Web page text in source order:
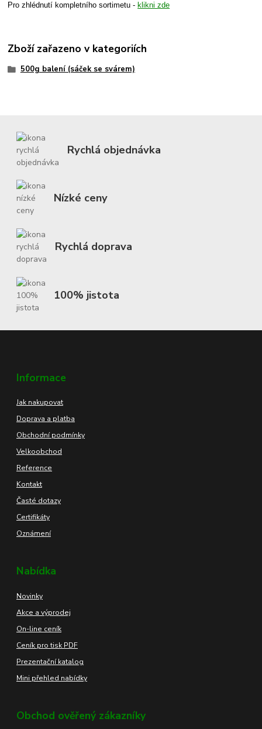
Pro zhlédnutí kompletního sortimetu - klikni zde
Zboží zařazeno v kategoriích
500g balení (sáček se svárem)
Rychlá objednávka
Nízké ceny
Rychlá doprava
100% jistota
Informace
Jak nakupovat
Doprava a platba
Obchodní podmínky
Velkoobchod
Reference
Kontakt
Časté dotazy
Certifikáty
Oznámení
Nabídka
Novinky
Akce a výprodej
On-line ceník
Ceník pro tisk PDF
Prezentační katalog
Mini přehled nabídky
Obchod ověřený zákazníky